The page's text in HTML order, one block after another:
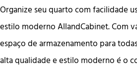
Organize seu quarto com facilidade
estilo moderno AllandCabinet. Com
espaço de armazenamento para
alta qualidade e estilo moderno é o